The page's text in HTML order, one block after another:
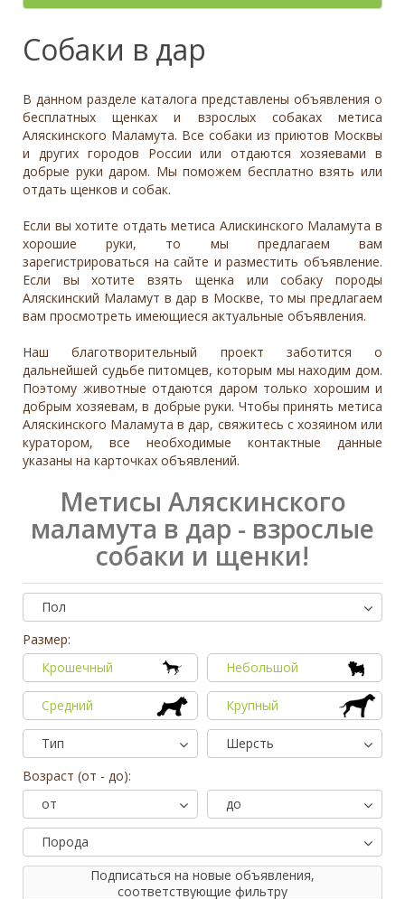
Средний Крупный
Тип
Семейная
Охотничья
Палевый
Серый
Дополнительные цвета
Черный
Белый
Серый
Коричневый
Палевый
Рыжий
Вес (кг)
0 80
Нет
Отношение к детям
Равнодушное
Отношение к кошкам
Доброжелательное
Равнодушное
Может проявить агрессию
Доброжелательное
Равнодушное
Может проявить агрессию
- неважно -
Приучен к поводку
- неважно -
Дрессировка
Да
Нет
Необычный окрас
Отдаётся в
- не уточнено -
Собаки в дар
В данном разделе каталога представлены объявления о
бесплатных щенках и взрослых собаках метиса
Аляскинского Маламута. Все собаки из приютов Москвы
и других городов России или отдаются хозяевами в
добрые руки даром. Мы поможем бесплатно взять или
отдать щенков и собак.
Если вы хотите отдать метиса Алискинского Маламута в
хорошие руки, то мы предлагаем вам
зарегистрироваться на сайте и разместить объявление.
Если вы хотите взять щенка или собаку породы
Аляскинский Маламут в дар в Москве, то мы предлагаем
вам просмотреть имеющиеся актуальные объявления.
Наш благотворительный проект заботится о
дальнейшей судьбе питомцев, которым мы находим дом.
Поэтому животные отдаются даром только хорошим и
добрым хозяевам, в добрые руки. Чтобы принять метиса
Аляскинского Маламута в дар, свяжитесь с хозяином или
куратором, все необходимые контактные данные
указаны на карточках объявлений.
Метисы Аляскинского
маламута в дар - взрослые
собаки и щенки!
Пол
Размер:
Крошечный
Небольшой
Средний Крупный
Тип
Шерсть
Возраст (от - до):
от
до
Порода
Подписаться на новые объявления,
соответствующие фильтру